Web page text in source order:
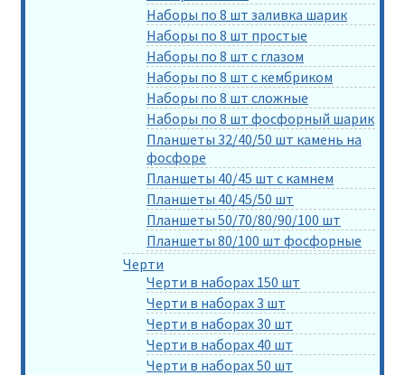
Наборы по 8 шт заливка шарик
Наборы по 8 шт простые
Наборы по 8 шт с глазом
Наборы по 8 шт с кембриком
Наборы по 8 шт сложные
Наборы по 8 шт фосфорный шарик
Планшеты 32/40/50 шт камень на
фосфоре
Планшеты 40/45 шт с камнем
Планшеты 40/45/50 шт
Планшеты 50/70/80/90/100 шт
Планшеты 80/100 шт фосфорные
Черти
Черти в наборах 150 шт
Черти в наборах 3 шт
Черти в наборах 30 шт
Черти в наборах 40 шт
Черти в наборах 50 шт